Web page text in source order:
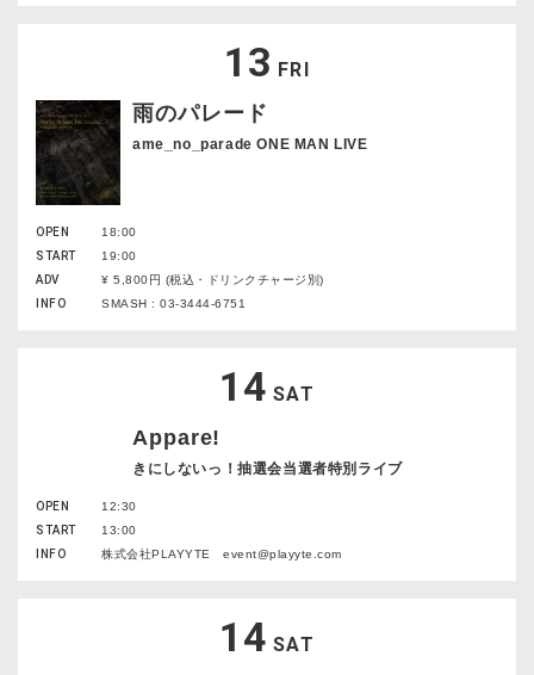
13 FRI
雨のパレード
ame_no_parade ONE MAN LIVE
OPEN
18:00
START
19:00
ADV
¥ 5,800円 (税込・ドリンクチャージ別)
INFO
SMASH : 03-3444-6751
14 SAT
Appare!
きにしないっ！抽選会当選者特別ライブ
OPEN
12:30
START
13:00
INFO
株式会社PLAYYTE event@playyte.com
14 SAT